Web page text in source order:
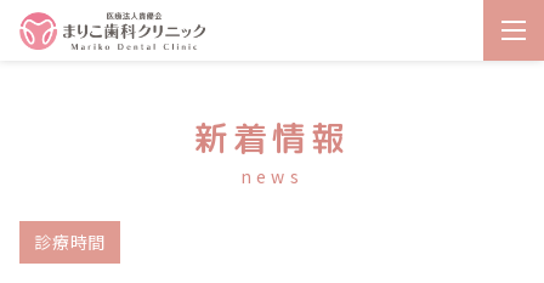
新着情報
news
診療時間